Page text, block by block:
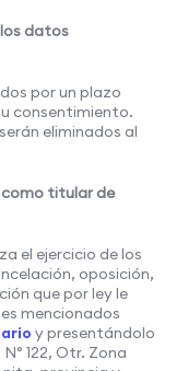
datos
por un plazo
consentimiento.
eliminados al
como titular de
el ejercicio de los
oposición,
que por ley le
mencionados
y presentándolo
122, Otr. Zona